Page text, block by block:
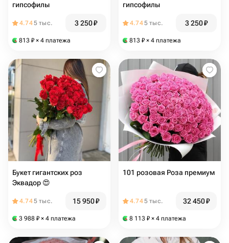
гипсофилы
4.745 тыс. 3 250₽
813 ₽ × 4 платежа
гипсофилы
4.745 тыс. 3 250₽
813 ₽ × 4 платежа
Букет гигантских роз
Эквадор 😍
4.745 тыс. 15 950₽
3 988 ₽ × 4 платежа
101 розовая Роза премиум
4.745 тыс. 32 450₽
8 113 ₽ × 4 платежа